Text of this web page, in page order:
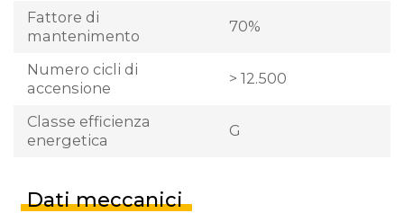
Fattore di
mantenimento
70%
Numero cicli di
accensione
> 12.500
Classe efficienza
energetica
G
Dati meccanici